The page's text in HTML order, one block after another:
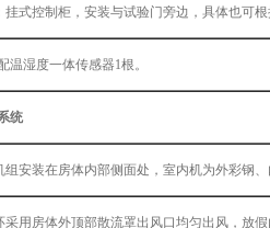
挂式控制柜，安装与试验门旁边，具体也可
温湿度一体传感器1根。
统
组安装在房体内部侧面处，室内机为外彩钢
采用 房体外顶部散流罩出风口均匀出风 ，放